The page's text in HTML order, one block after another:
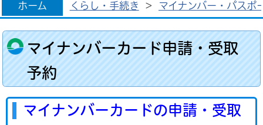
ホーム くらし・手続き > マイナンバー・パスポ
マイナンバーカード申請・受取
予約
マイナンバーカードの申請・受取